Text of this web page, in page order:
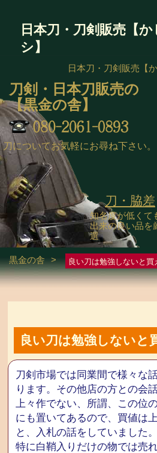
日本刀・刀剣販売【
シ】
日本刀・刀剣販売【
刀剣・日本刀販売の
【黒金の舎】
刀についてお気軽にお尋ね下さい。
刀・脇差
知名度が低くて
出来の良い品を
選
黒金の舎 > 良い刀は勉強しないと買
良い刀は勉強しないと
刀剣市場では同業間で様々な
ります。その他店の方との会
上々作でない、所謂、この位
にも置いてあるので、買値は
と、入札の話をしていました。
特に白鞘入りだけの物では売